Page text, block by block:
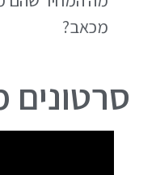
מכאב?